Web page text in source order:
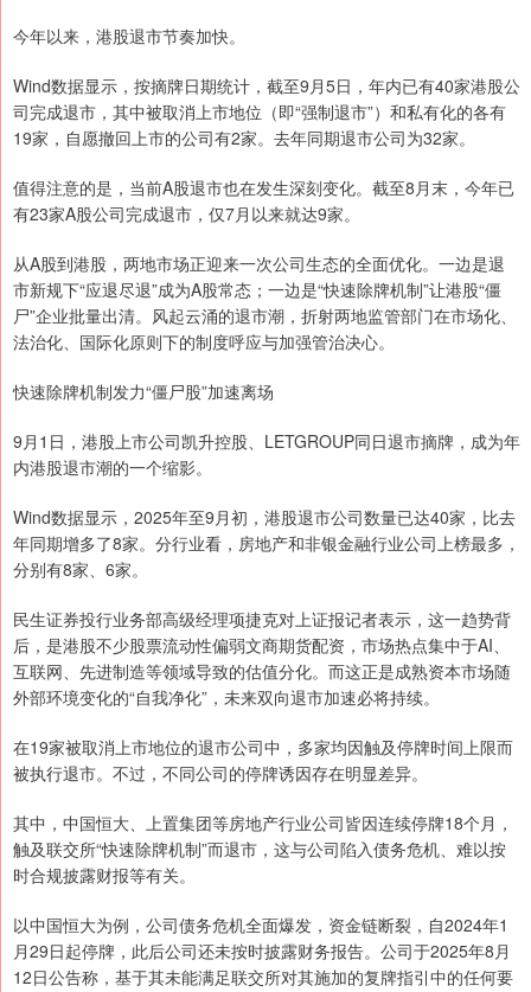
今年以来，港股退市节奏加快。
Wind数据显示，按摘牌日期统计，截至9月5日，年内已有40家港股公
司完成退市，其中被取消上市地位（即“强制退市”）和私有化的各有
19家，自愿撤回上市的公司有2家。去年同期退市公司为32家。
值得注意的是，当前A股退市也在发生深刻变化。截至8月末，今年已
有23家A股公司完成退市，仅7月以来就达9家。
从A股到港股，两地市场正迎来一次公司生态的全面优化。一边是退
市新规下“应退尽退”成为A股常态；一边是“快速除牌机制”让港股“僵
尸”企业批量出清。风起云涌的退市潮，折射两地监管部门在市场化、
法治化、国际化原则下的制度呼应与加强管治决心。
快速除牌机制发力“僵尸股”加速离场
9月1日，港股上市公司凯升控股、LETGROUP同日退市摘牌，成为年
内港股退市潮的一个缩影。
Wind数据显示，2025年至9月初，港股退市公司数量已达40家，比去
年同期增多了8家。分行业看，房地产和非银金融行业公司上榜最多，
分别有8家、6家。
民生证券投行业务部高级经理项捷克对上证报记者表示，这一趋势背
后，是港股不少股票流动性偏弱文商期货配资，市场热点集中于AI、
互联网、先进制造等领域导致的估值分化。而这正是成熟资本市场随
外部环境变化的“自我净化”，未来双向退市加速必将持续。
在19家被取消上市地位的退市公司中，多家均因触及停牌时间上限而
被执行退市。不过，不同公司的停牌诱因存在明显差异。
其中，中国恒大、上置集团等房地产行业公司皆因连续停牌18个月，
触及联交所“快速除牌机制”而退市，这与公司陷入债务危机、难以按
时合规披露财报等有关。
以中国恒大为例，公司债务危机全面爆发，资金链断裂，自2024年1
月29日起停牌，此后公司还未按时披露财务报告。公司于2025年8月
12日公告称，基于其未能满足联交所对其施加的复牌指引中的任何要